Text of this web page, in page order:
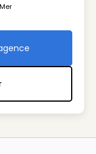
offres de l'agence